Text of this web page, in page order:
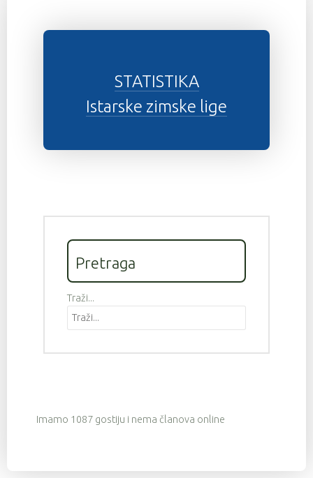
STATISTIKA
Istarske zimske lige
Pretraga
Traži...
Imamo 1087 gostiju i nema članova online